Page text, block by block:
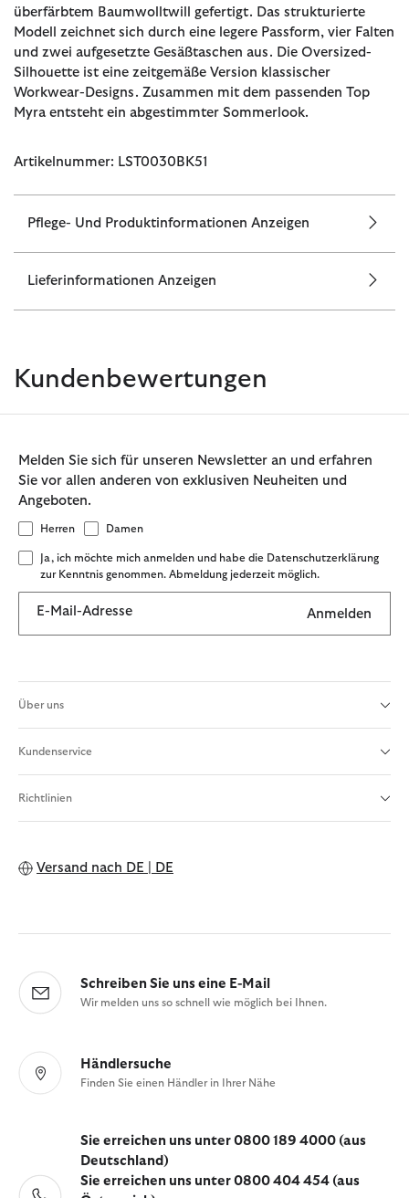
überfärbtem Baumwolltwill gefertigt. Das strukturierte
Modell zeichnet sich durch eine legere Passform, vier Falten
und zwei aufgesetzte Gesäßtaschen aus. Die Oversized-
Silhouette ist eine zeitgemäße Version klassischer
Workwear-Designs. Zusammen mit dem passenden Top
Myra entsteht ein abgestimmter Sommerlook.
Artikelnummer: LST0030BK51
Pflege- Und Produktinformationen Anzeigen
Lieferinformationen Anzeigen
Kundenbewertungen
Melden Sie sich für unseren Newsletter an und erfahren
Sie vor allen anderen von exklusiven Neuheiten und
Angeboten.
Herren Damen
Ja, ich möchte mich anmelden und habe die Datenschutzerklärung
zur Kenntnis genommen. Abmeldung jederzeit möglich.
E-Mail-Adresse Anmelden
Über uns
Kundenservice
Richtlinien
Versand nach DE | DE
Schreiben Sie uns eine E-Mail
Wir melden uns so schnell wie möglich bei Ihnen.
Händlersuche
Finden Sie einen Händler in Ihrer Nähe
Sie erreichen uns unter 0800 189 4000 (aus
Deutschland)
Sie erreichen uns unter 0800 404 454 (aus